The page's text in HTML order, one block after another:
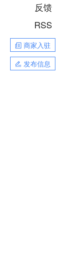
反馈
RSS
商家入驻
发布信息